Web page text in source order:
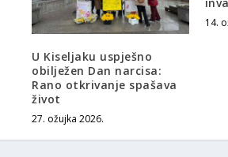
​U Kiseljaku uspješno
obilježen Dan narcisa:
Rano otkrivanje spašava
život
27. ožujka 2026.
14.